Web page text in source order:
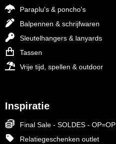
Paraplu's & poncho's
Balpennen & schrijfwaren
Sleutelhangers & lanyards
Tassen
Vrije tijd, spellen & outdoor
Inspiratie
Final Sale - SOLDES - OP=OP
Relatiegeschenken outlet